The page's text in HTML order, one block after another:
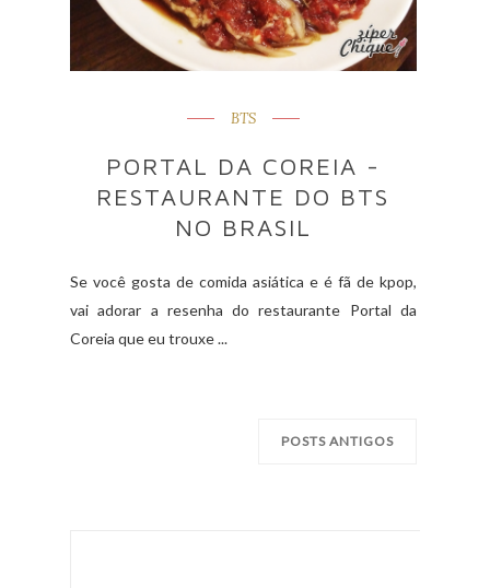
BTS
PORTAL DA COREIA -
RESTAURANTE DO BTS
NO BRASIL
Se você gosta de comida asiática e é fã de kpop,
vai adorar a resenha do restaurante Portal da
Coreia que eu trouxe ...
POSTS ANTIGOS